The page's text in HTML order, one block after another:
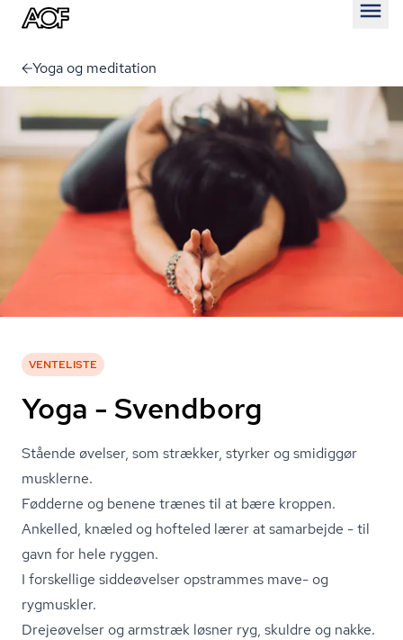
Yoga og meditation
VENTELISTE
Yoga - Svendborg
Stående øvelser, som strækker, styrker og smidiggør
musklerne.
Fødderne og benene trænes til at bære kroppen.
Ankelled, knæled og hofteled lærer at samarbejde - til
gavn for hele ryggen.
I forskellige siddeøvelser opstrammes mave- og
rygmuskler.
Drejeøvelser og armstræk løsner ryg, skuldre og nakke.